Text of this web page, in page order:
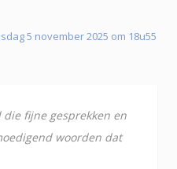
5 november 2025 om 18u55
die fijne gesprekken en
woorden dat